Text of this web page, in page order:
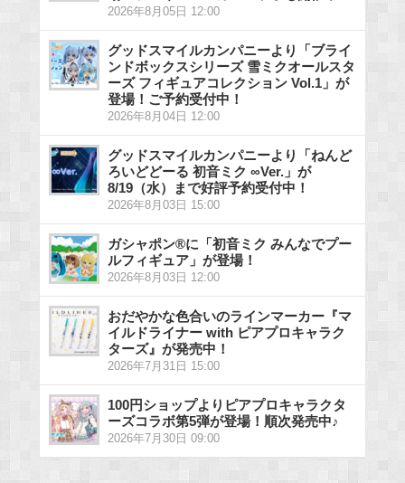
2026年8月05日 12:00
グッドスマイルカンパニーより「ブライ
ンドボックスシリーズ 雪ミクオールスタ
ーズ フィギュアコレクション Vol.1」が
登場！ご予約受付中！
2026年8月04日 12:00
グッドスマイルカンパニーより「ねんど
ろいどどーる 初音ミク ∞Ver.」が
8/19（水）まで好評予約受付中！
2026年8月03日 15:00
ガシャポン®に「初音ミク みんなでプー
ルフィギュア」が登場！
2026年8月03日 12:00
おだやかな色合いのラインマーカー『マ
イルドライナー with ピアプロキャラク
ターズ』が発売中！
2026年7月31日 15:00
100円ショップよりピアプロキャラクタ
ーズコラボ第5弾が登場！順次発売中♪
2026年7月30日 09:00